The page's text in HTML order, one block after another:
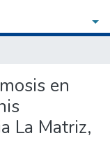
en
La Matriz,